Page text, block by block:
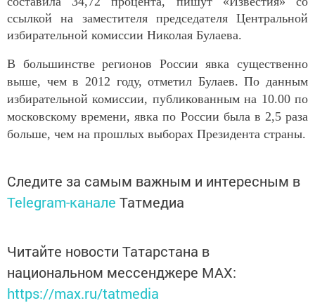
ссылкой на заместителя председателя Центральной
избирательной комиссии Николая Булаева.
В большинстве регионов России явка существенно
выше, чем в 2012 году, отметил Булаев. По данным
избирательной комиссии, публикованным на 10.00 по
московскому времени, явка по России была в 2,5 раза
больше, чем на прошлых выборах Президента страны.
Следите за самым важным и интересным в
Telegram-канале Татмедиа
Читайте новости Татарстана в
национальном мессенджере MАХ:
https://max.ru/tatmedia